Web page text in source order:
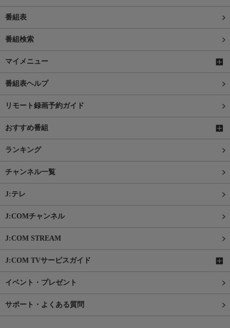
番組表
番組検索
マイメニュー
番組表ヘルプ
リモート録画予約ガイド
おすすめ番組
ランキング
チャンネル一覧
J:テレ
J:COMチャンネル
J:COM STREAM
J:COM TVサービスガイド
イベント・プレゼント
サポート・よくある質問